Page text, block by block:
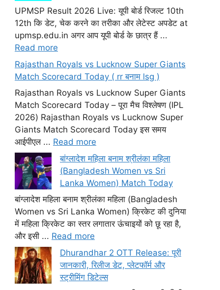
UPMSP Result 2026 Live: यूपी बोर्ड रिजल्ट 10th
12th कि डेट, चेक करने का तरीका और लेटेस्ट अपडेट at
upmsp.edu.in अगर आप यूपी बोर्ड के छात्र हैं ...
Read more
Rajasthan Royals vs Lucknow Super Giants
Match Scorecard Today ( rr बनाम lsg )
Rajasthan Royals vs Lucknow Super Giants
Match Scorecard Today – पूरा मैच विश्लेषण (IPL
2026) Rajasthan Royals vs Lucknow Super
Giants Match Scorecard Today इस समय
आईपीएल ... Read more
बांग्लादेश महिला बनाम श्रीलंका महिला
(Bangladesh Women vs Sri
Lanka Women) Match Today
बांग्लादेश महिला बनाम श्रीलंका महिला (Bangladesh
Women vs Sri Lanka Women) क्रिकेट की दुनिया
में महिला क्रिकेट का स्तर लगातार ऊंचाइयों को छू रहा है,
और इसी ... Read more
Dhurandhar 2 OTT Release: पूरी
जानकारी, रिलीज डेट, प्लेटफॉर्म और
स्ट्रीमिंग डिटेल्स